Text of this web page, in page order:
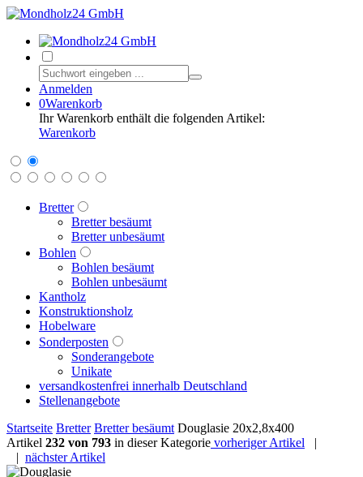
Anmelden
0Warenkorb
Ihr Warenkorb enthält die folgenden Artikel:
Warenkorb
Bretter
Bretter besäumt
Bretter unbesäumt
Bohlen
Bohlen besäumt
Bohlen unbesäumt
Kantholz
Konstruktionsholz
Hobelware
Sonderposten
Sonderangebote
Unikate
versandkostenfrei innerhalb Deutschland
Stellenangebote
Startseite Bretter Bretter besäumt Douglasie 20x2,8x400
Artikel 232 von 793 in dieser Kategorie vorheriger Artikel |
| nächster Artikel